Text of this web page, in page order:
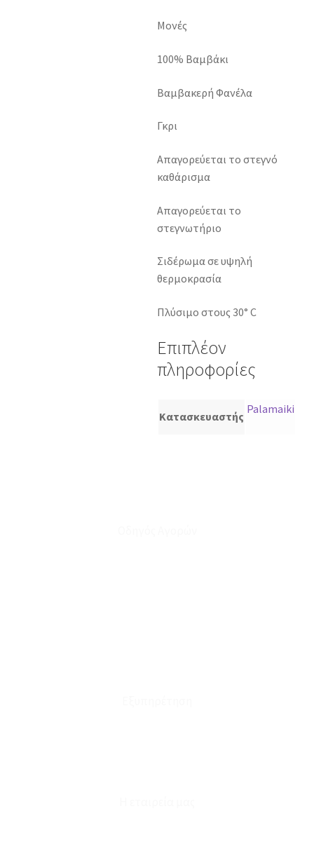
Μονές
100% Βαμβάκι
Βαμβακερή Φανέλα
Γκρι
Απαγορεύεται το στεγνό
καθάρισμα
Απαγορεύεται το
στεγνωτήριο
Σιδέρωμα σε υψηλή
θερμοκρασία
Πλύσιμο στους 30° C
Επιπλέον
πληροφορίες
Κατασκευαστής
Palamaiki